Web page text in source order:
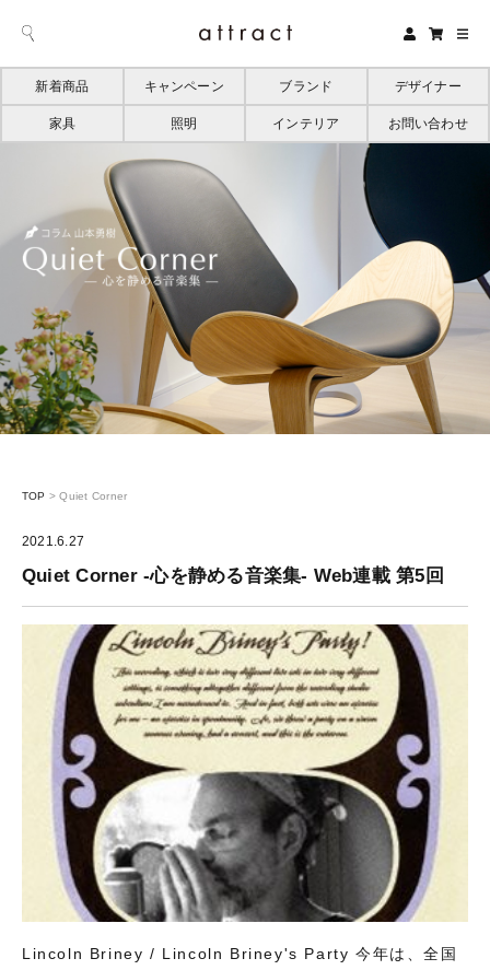
新着商品 キャンペーン ブランド デザイナー
家具 照明 インテリア お問い合わせ
TOP >Quiet Corner
2021.6.27
Quiet Corner -心を静める音楽集- Web連載 第5回
Lincoln Briney / Lincoln Briney's Party 今年は、全国